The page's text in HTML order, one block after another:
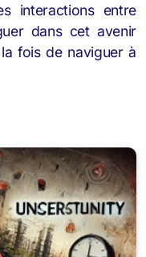
interactions entre
dans cet avenir
fois de naviguer à